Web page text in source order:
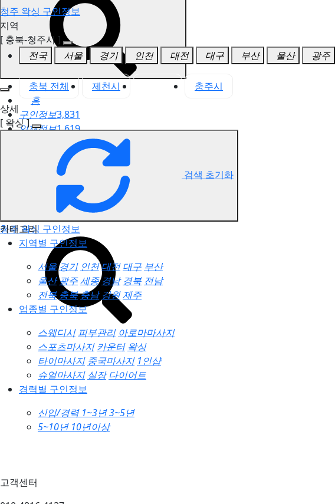
홈
구인정보3,831
인재정보1,619
고객센터
전국업체정보
마사지가이드
업체 서비스 관리
청주 왁싱 구인정보
청주 왁싱 구인정보
지역
[ 충북-청주시 ]
전국
서울 경기 인천 대전 대구 부산 울산 광주
충북 전체 제천시
충주시
상세
[ 왁싱 ]
검색 초기화
카테고리
지역별 구인정보
서울경기 인천대전 대구 부산
울산광주세종경남 경북 전남
전북 충북충남 강원제주
업종별 구인정보
스웨디시 피부관리 아로마마사지
스포츠마사지 카운터 왁싱
타이마사지 중국마사지 1인샵
슈얼마사지 실장 다이어트
경력별 구인정보
신입/경력 1~3년3~5년
5~10년 10년이상
고객센터